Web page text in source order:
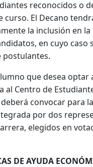
reconocidos o
curso. El Decano
la inclusión en la
en cuyo caso
postulantes.
que desea optar
al Centro de
convocar para
por dos
elegidos en
DE AYUDA